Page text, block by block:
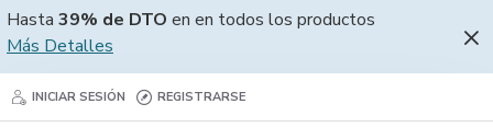
Hasta 39% de DTO en en todos los productos
Más Detalles
INICIAR SESIÓN REGISTRARSE